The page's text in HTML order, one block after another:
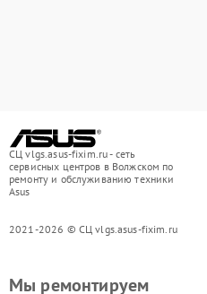
СЦ vlgs.asus-fixim.ru - сеть
сервисных центров в Волжском по
ремонту и обслуживанию техники
Asus
2021-2026 © СЦ vlgs.asus-fixim.ru
Мы ремонтируем